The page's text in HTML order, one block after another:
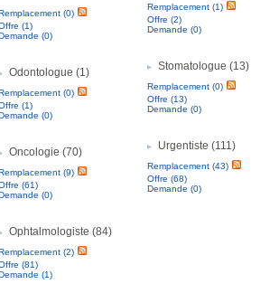
(0)
(1)
(0)
Odontologue (1)
(0)
(1)
(0)
Oncologie (70)
(9)
(61)
(0)
Ophtalmologiste (84)
(2)
(81)
(1)
Remplacement (1)
Offre (2)
Demande (0)
Stomatologue (13)
Remplacement (0)
Offre (13)
Demande (0)
Urgentiste (111)
Remplacement (43)
Offre (68)
Demande (0)